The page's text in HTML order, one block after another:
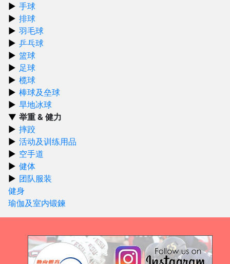
手球
排球
羽毛球
乒乓球
篮球
足球
榄球
棒球及垒球
旱地冰球
举重 & 健力
摔跤
活动及训练用品
空手道
健体
团队服装
健身
瑜伽及室内锻鍊